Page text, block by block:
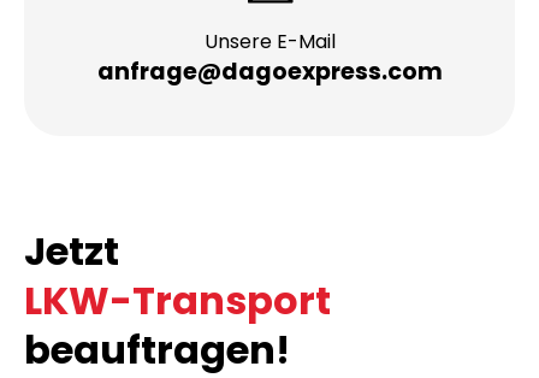
Unsere E-Mail
anfrage@dagoexpress.com
Jetzt
LKW-Transport
beauftragen!